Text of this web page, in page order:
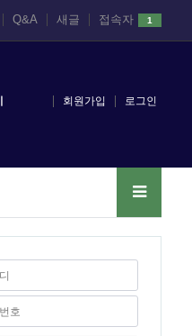
Q&A 새글 접속자 1
회원가입 로그인